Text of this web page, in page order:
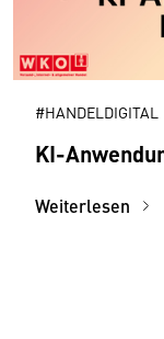
#HANDELDIGITAL
KI-
Weiterlesen